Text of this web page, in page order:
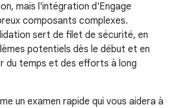
mais l'intégration d'Engage
composants complexes.
sert de filet de sécurité, en
potentiels dès le début et en
du temps et des efforts à long
un examen rapide qui vous aidera à